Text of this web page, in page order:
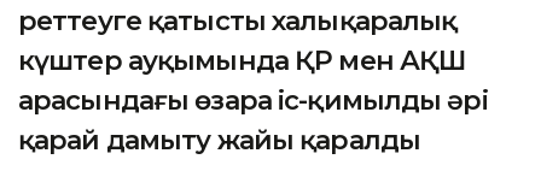
реттеуге қатысты халықаралық
күштер ауқымында ҚР мен АҚШ
арасындағы өзара іс-қимылды әрі
қарай дамыту жайы қаралды